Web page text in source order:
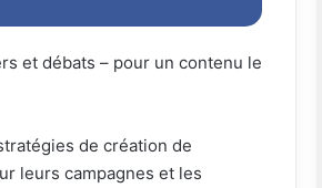
et débats – pour un contenu le
de création de
leurs campagnes et les